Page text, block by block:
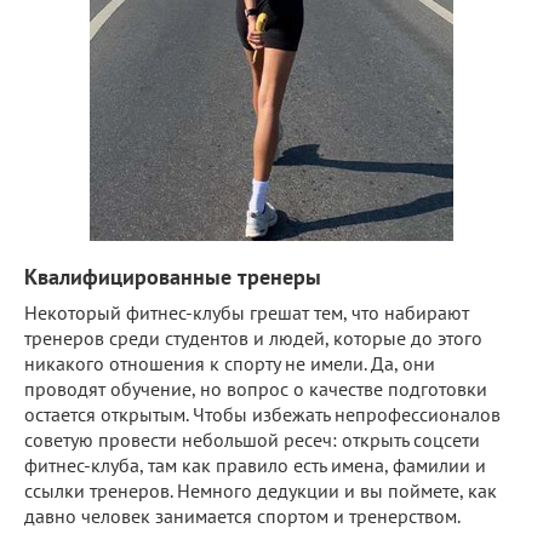
Квалифицированные тренеры
Некоторый фитнес-клубы грешат тем, что набирают
тренеров среди студентов и людей, которые до этого
никакого отношения к спорту не имели. Да, они
проводят обучение, но вопрос о качестве подготовки
остается открытым. Чтобы избежать непрофессионалов
советую провести небольшой ресеч: открыть соцсети
фитнес-клуба, там как правило есть имена, фамилии и
ссылки тренеров. Немного дедукции и вы поймете, как
давно человек занимается спортом и тренерством.